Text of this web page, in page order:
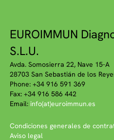
EUROIMMUN
S.L.U.
Avda. Somosierra 22, Nave 15-A
28703 San Sebastián de los
Phone: +34 916 591 369
Fax: +34 916 586 442
Email: info(at)euroimmun.es
Condiciones generales de
Aviso legal